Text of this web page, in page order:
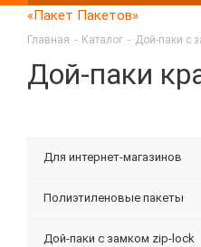
Главная - Каталог - Дой-паки с
Дой-паки
Для интернет-магазинов
Полиэтиленовые пакеты
Дой-паки с замком zip-lock